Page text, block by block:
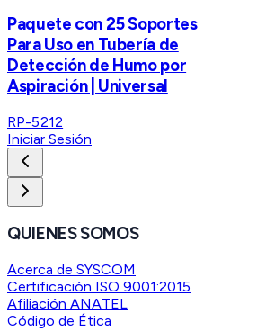
Paquete con 25 Soportes
Para Uso en Tubería de
Detección de Humo por
Aspiración | Universal
RP-5212
Iniciar Sesión
QUIENES SOMOS
Acerca de SYSCOM
Certificación ISO 9001:2015
Afiliación ANATEL
Código de Ética